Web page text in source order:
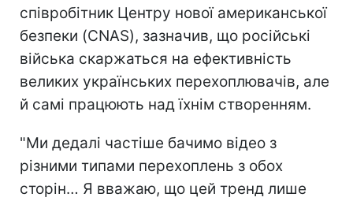
співробітник Центру нової американської
безпеки (CNAS), зазначив, що російські
війська скаржаться на ефективність
великих українських перехоплювачів, але
й самі працюють над їхнім створенням.
"Ми дедалі частіше бачимо відео з
різними типами перехоплень з обох
сторін… Я вважаю, що цей тренд лише